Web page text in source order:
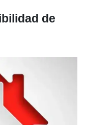
de